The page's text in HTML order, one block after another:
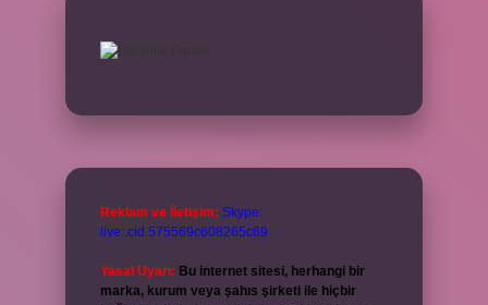
Reklam ve İletişim: Skype:
live:.cid.575569c608265c69
Yasal Uyarı: Bu internet sitesi, herhangi bir
marka, kurum veya şahıs şirketi ile hiçbir